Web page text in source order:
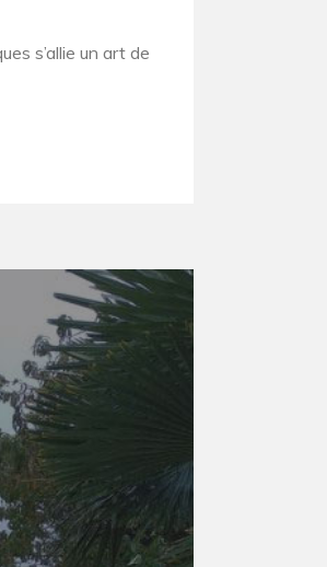
s’allie un art de